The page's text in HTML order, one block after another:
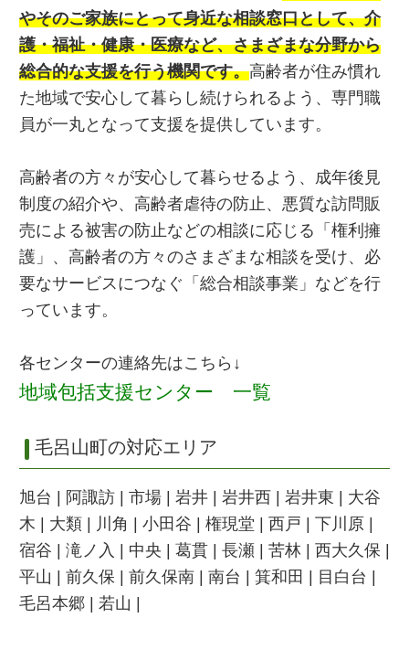
やそのご家族にとって身近な相談窓口として、介
護・福祉・健康・医療など、さまざまな分野から
総合的な支援を行う機関です。高齢者が住み慣れ
た地域で安心して暮らし続けられるよう、専門職
員が一丸となって支援を提供しています。
高齢者の方々が安心して暮らせるよう、成年後見
制度の紹介や、高齢者虐待の防止、悪質な訪問販
売による被害の防止などの相談に応じる「権利擁
護」、高齢者の方々のさまざまな相談を受け、必
要なサービスにつなぐ「総合相談事業」などを行
っています。
各センターの連絡先はこちら↓
地域包括支援センター 一覧
毛呂山町の対応エリア
旭台 | 阿諏訪 | 市場 | 岩井 | 岩井西 | 岩井東 | 大谷
木 | 大類 | 川角 | 小田谷 | 権現堂 | 西戸 | 下川原 |
宿谷 | 滝ノ入 | 中央 | 葛貫 | 長瀬 | 苦林 | 西大久保 |
平山 | 前久保 | 前久保南 | 南台 | 箕和田 | 目白台 |
毛呂本郷 | 若山 |